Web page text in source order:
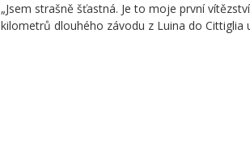
„Jsem strašně šťastná. Je to moje první
kilometrů dlouhého závodu z Luina do Cittiglia